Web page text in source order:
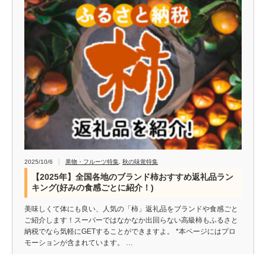
2025/10/6 果物・フルーツ特集 秋の味覚特集
【2025年】全国各地のブランド柿おすすめ返礼品ラン
キング(好みの食感ごとに紹介！)
美味しくて体にも良い、人気の「柿」返礼品をブランドや食感ごと
ご紹介します！スーパーではなかなか出回らない高級柿もふるさと
納税でなら気軽にGETすることができますよ。 *本ページにはプロ
モーションが含まれています。 …